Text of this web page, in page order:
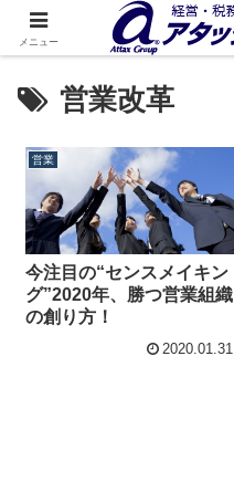
営業改革
営業
今注目の“センスメイキン
グ”2020年、勝つ営業組織
の創り方！
2020.01.31
メニュー